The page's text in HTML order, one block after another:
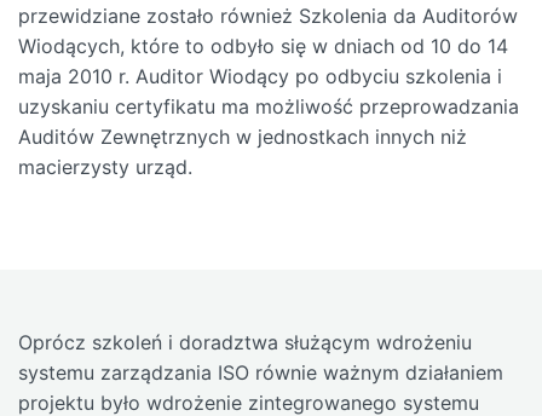
przewidziane zostało również Szkolenia da Auditorów
Wiodących, które to odbyło się w dniach od 10 do 14
maja 2010 r. Auditor Wiodący po odbyciu szkolenia i
uzyskaniu certyfikatu ma możliwość przeprowadzania
Auditów Zewnętrznych w jednostkach innych niż
macierzysty urząd.
Oprócz szkoleń i doradztwa służącym wdrożeniu
systemu zarządzania ISO równie ważnym działaniem
projektu było wdrożenie zintegrowanego systemu